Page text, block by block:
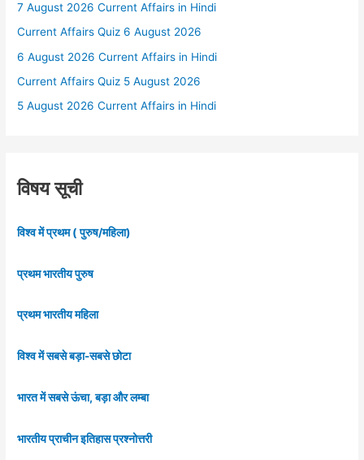
7 August 2026 Current Affairs in Hindi
Current Affairs Quiz 6 August 2026
6 August 2026 Current Affairs in Hindi
Current Affairs Quiz 5 August 2026
5 August 2026 Current Affairs in Hindi
विषय सूची
विश्व में प्रथम ( पुरुष/महिला)
प्रथम भारतीय पुरुष
प्रथम भारतीय महिला
विश्व में सबसे बड़ा-सबसे छोटा
भारत में सबसे ऊंचा, बड़ा और लम्बा
भारतीय प्राचीन इतिहास प्रश्नोत्तरी